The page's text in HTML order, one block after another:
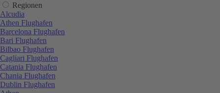
Regionen
Alcudia
Athen Flughafen
Barcelona Flughafen
Bari Flughafen
Bilbao Flughafen
Cagliari Flughafen
Catania Flughafen
Chania Flughafen
Dublin Flughafen